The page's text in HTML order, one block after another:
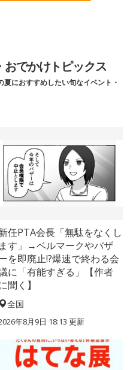
おでかけトピックス
におすすめしたい旬なイベント・
任PTA会長「無駄をなくし
ます」→ベルマークやバザ
を即廃止!?爆速で終わる会
に「有能すぎる」【作者
聞く】
全国
年8月9日 18:13 更新